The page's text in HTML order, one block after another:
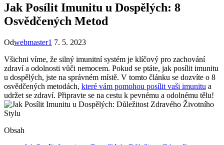
Jak Posílit Imunitu u Dospělých: 8
Osvědčených Metod
Odwebmaster1 7. 5. 2023
Všichni víme, že silný imunitní systém je klíčový pro zachování
zdraví a odolnosti vůči nemocem. Pokud se ptáte, jak posílit imunitu
u dospělých, jste na správném místě. V tomto článku se dozvíte o 8
osvědčených metodách, které vám pomohou posílit vaši imunitu a
udržet se zdraví. Připravte se na cestu k pevnému a odolnému tělu!
Obsah